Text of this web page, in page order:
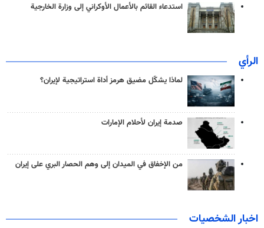
استدعاء القائم بالأعمال الأوكراني إلى وزارة الخارجية
الرأي
لماذا يشكّل مضيق هرمز أداة استراتيجية لإيران؟
صدمة إيران لأحلام الإمارات
من الإخفاق في الميدان إلى وهم الحصار البري على إيران
اخبار الشخصيات